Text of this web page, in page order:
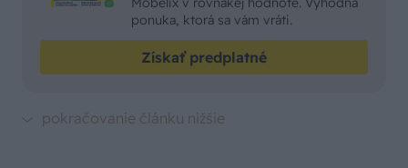
ponuka, ktorá sa vám vráti.
Získať predplatné